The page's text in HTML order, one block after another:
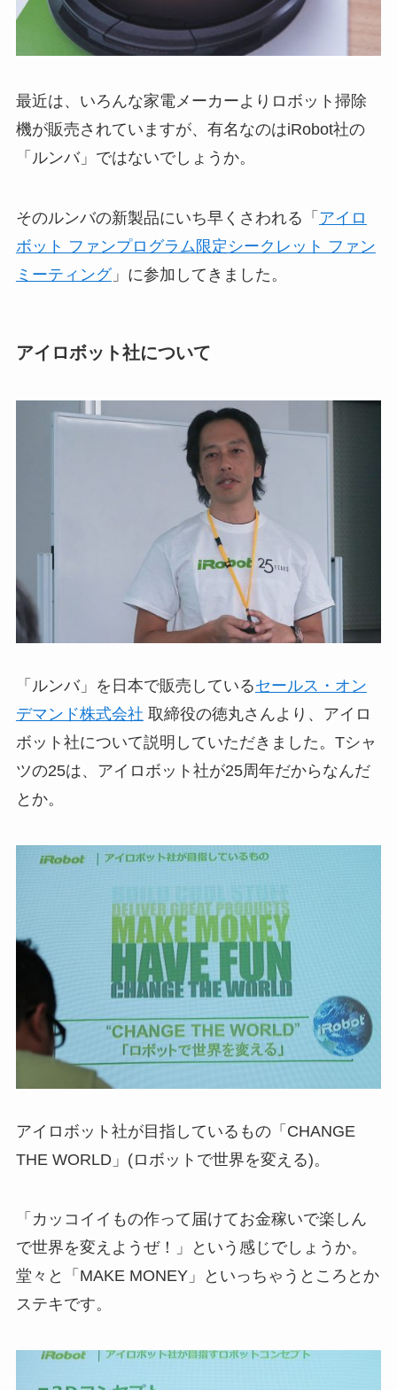
最近は、いろんな家電メーカーよりロボット掃除
機が販売されていますが、有名なのはiRobot社の
「ルンバ」ではないでしょうか。
そのルンバの新製品にいち早くさわれる「 アイロ
ボット ファンプログラム限定シークレット ファン
ミーティング」に参加してきました。
アイロボット社について
「ルンバ」を日本で販売しているセールス・オン
デマンド株式会社 取締役の徳丸さんより、アイロ
ボット社について説明していただきました。Tシャ
ツの25は、アイロボット社が25周年だからなんだ
とか。
アイロボット社が目指しているもの「CHANGE
THE WORLD」(ロボットで世界を変える)。
「カッコイイもの作って届けてお金稼いで楽しん
で世界を変えようぜ！」という感じでしょうか。
堂々と「MAKE MONEY」といっちゃうところとか
ステキです。